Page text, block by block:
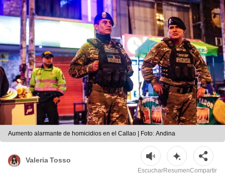
Aumento alarmante de homicidios en el Callao | Foto: Andina
Valeria Tosso
EscucharResumenCompartir